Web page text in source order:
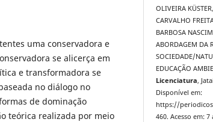
uma conservadora e
se alicerça em
e transformadora se
no diálogo no
de dominação
teórica realizada por meio
OLIVEIRA
CARVALHO
BARBOSA
ABORDAGEM DA
SOCIEDADE/
EDUCAÇÃO
Licenciatura,
Disponível em:
https://
460. Acesso em: 7